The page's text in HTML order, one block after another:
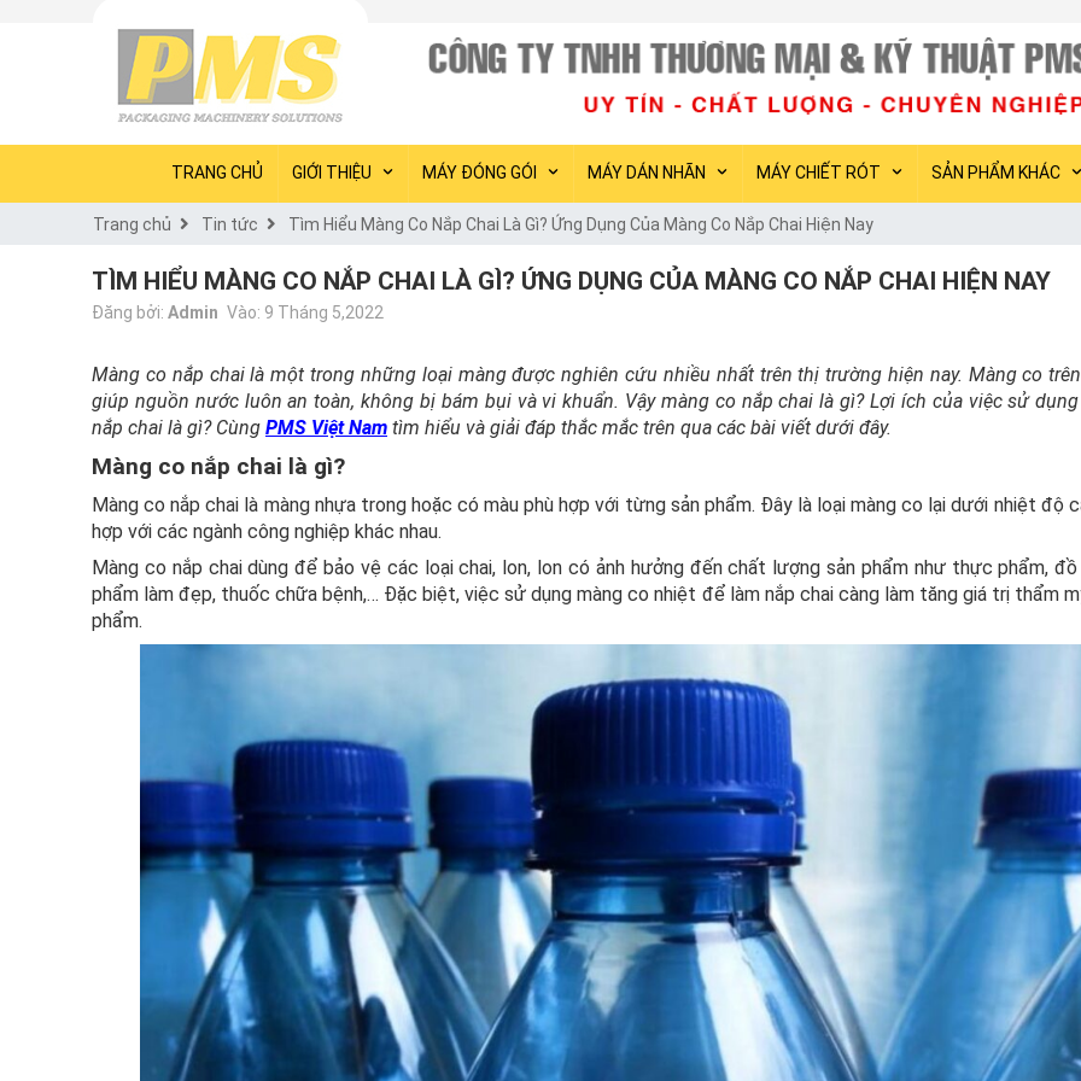
PMS
TRANG CHỦ GIỚI THIỆU MÁY ĐÓNG GÓI MÁY DÁN NHÃN MÁY CHIẾT RÓT SẢN PHẨM KHÁC
Trang chủ Tin tức Tìm Hiểu Màng Co Nắp Chai Là Gì? Ứng Dụng Của Màng Co Nắp Chai Hiện Nay
TÌM HIỂU MÀNG CO NẮP CHAI LÀ GÌ? ỨNG DỤNG CỦA MÀNG CO NẮP CHAI HIỆN NAY
Đăng bởi: Admin Vào: 9 Tháng 5,2022
Màng co nắp chai là một trong những loại màng được nghiên cứu nhiều nhất trên thị trường hiện nay. Màng co
giúp nguồn nước luôn an toàn, không bị bám bụi và vi khuẩn. Vậy màng co nắp chai là gì? Lợi ích của việc sử
nắp chai là gì? Cùng PMS Việt Nam tìm hiểu và giải đáp thắc mắc trên qua các bài viết dưới đây.
Màng co nắp chai là gì?
Màng co nắp chai là màng nhựa trong hoặc có màu phù hợp với từng sản phẩm. Đây là loại màng co lại dưới nhiệt độ
hợp với các ngành công nghiệp khác nhau.
Màng co nắp chai dùng để bảo vệ các loại chai, lon, lon có ảnh hưởng đến chất lượng sản phẩm như thực phẩm, đồ
phẩm làm đẹp, thuốc chữa bệnh,… Đặc biệt, việc sử dụng màng co nhiệt để làm nắp chai càng làm tăng giá trị thẩm
phẩm.